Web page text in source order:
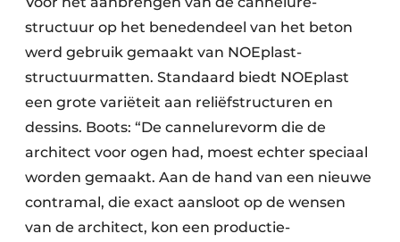
structuur op het benedendeel van het beton
werd gebruik gemaakt van NOEplast-
structuurmatten. Standaard biedt NOEplast
een grote variëteit aan reliëfstructuren en
dessins. Boots: “De cannelurevorm die de
architect voor ogen had, moest echter speciaal
worden gemaakt. Aan de hand van een nieuwe
contramal, die exact aansloot op de wensen
van de architect, kon een productie-